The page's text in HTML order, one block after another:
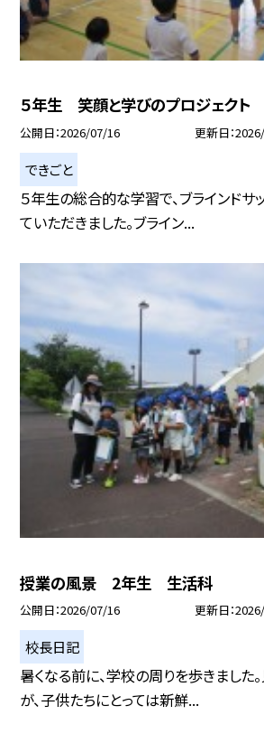
５年生 笑顔と学びのプロジェクト
公開日 2026/07/16 更新日
できごと
５年生の総合的な学習で、ブラインド
ていただきました。ブライン...
授業の風景 2年生 生活科
公開日 2026/07/16 更新日
校長日記
暑くなる前に、学校の周りを歩きました
が、子供たちにとっては新鮮...